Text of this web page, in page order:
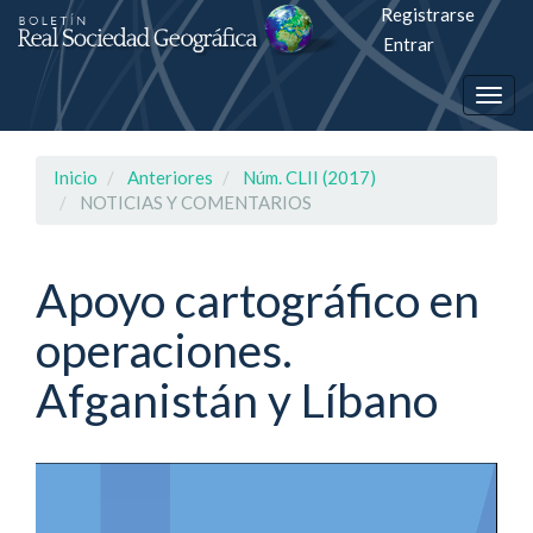
Salto
rápiso
a
página
contenido
Navegación
principal
Contenido
principal
lateral
Registrarse
Entrar
Inicio Anteriores
Núm. CLII (2017)
NOTICIAS Y COMENTARIOS
Apoyo cartográfico en
operaciones.
Afganistán y Líbano